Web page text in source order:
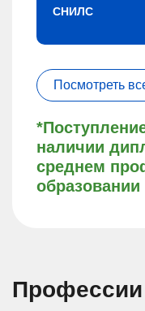
наличии
среднем
образовании
СНИЛС
Посмотреть
Профессии